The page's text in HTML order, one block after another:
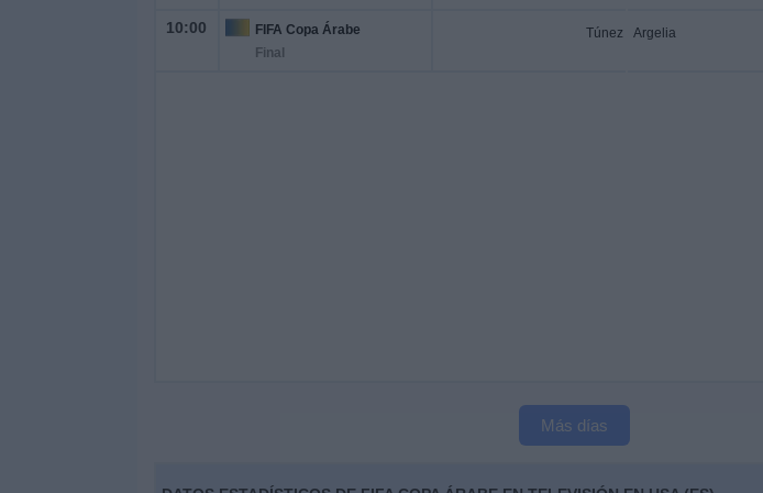
10:00
FIFA Copa Árabe
Final
Túnez Argelia
Más días